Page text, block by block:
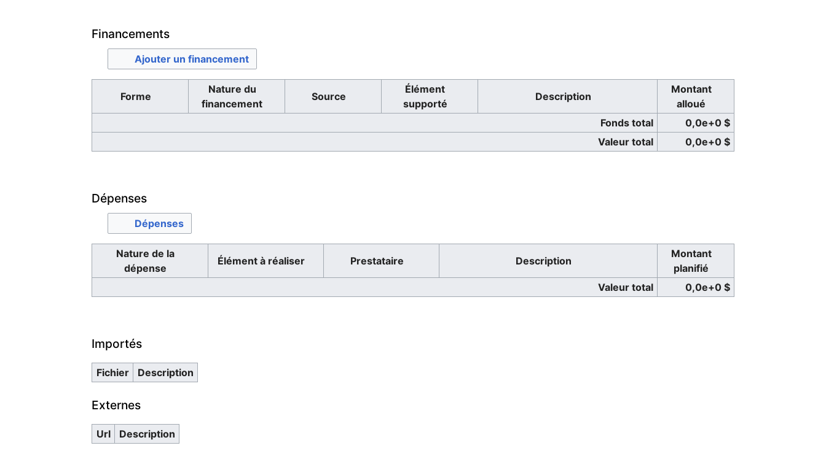
Financements
Ajouter un financement
Forme
Nature du
financement
Source
Élément
supporté
Description
Montant
alloué
Fonds total
0,0e+0 $
Valeur total
0,0e+0 $
Dépenses
Dépenses
Nature de la
dépense
Élément à réaliser Prestataire Description
Montant
planifié
Valeur total
0,0e+0 $
Importés
Fichier Description
Externes
Url Description